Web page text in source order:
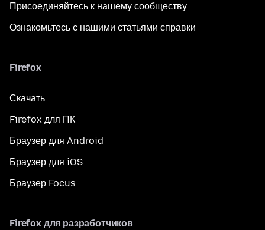
Присоединяйтесь к нашему сообществу
Ознакомьтесь с нашими статьями справки
Firefox
Скачать
Firefox для ПК
Браузер для Android
Браузер для iOS
Браузер Focus
Firefox для разработчиков